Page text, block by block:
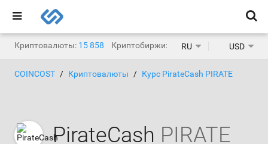
Криптовалюты: 15 858 Криптобиржи: 1 467
RU USD
COINCOST Криптовалюты Курс PirateCash PIRATE
PirateCash PIRATE